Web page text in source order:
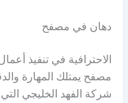
دهان في مصفح
الاحترافية في تنفيذ
مصفح يمتلك المهارة
شركة الفهد الخليجي